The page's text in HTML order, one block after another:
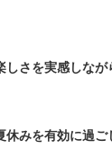
さを実感しなが
みを有効に過ご